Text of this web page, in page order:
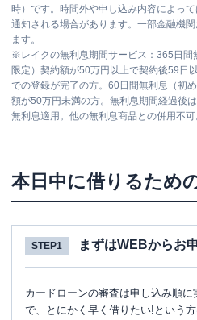
時）です。時間外や申し込み内容によっ
通知される場合があります。一部金融機
ます。
※ レイクの無利息期間サービス：365日
限定）契約額が50万円以上で契約後59日
での登録が完了の方。60日間無利息（初
額が50万円未満の方。無利息期間経過後
無利息適用。他の無利息商品との併用不可
本日中に借りるため
STEP1 まずはWEBからお
カードローンの審査は申し込み順に
で、とにかく早く借りたい!という